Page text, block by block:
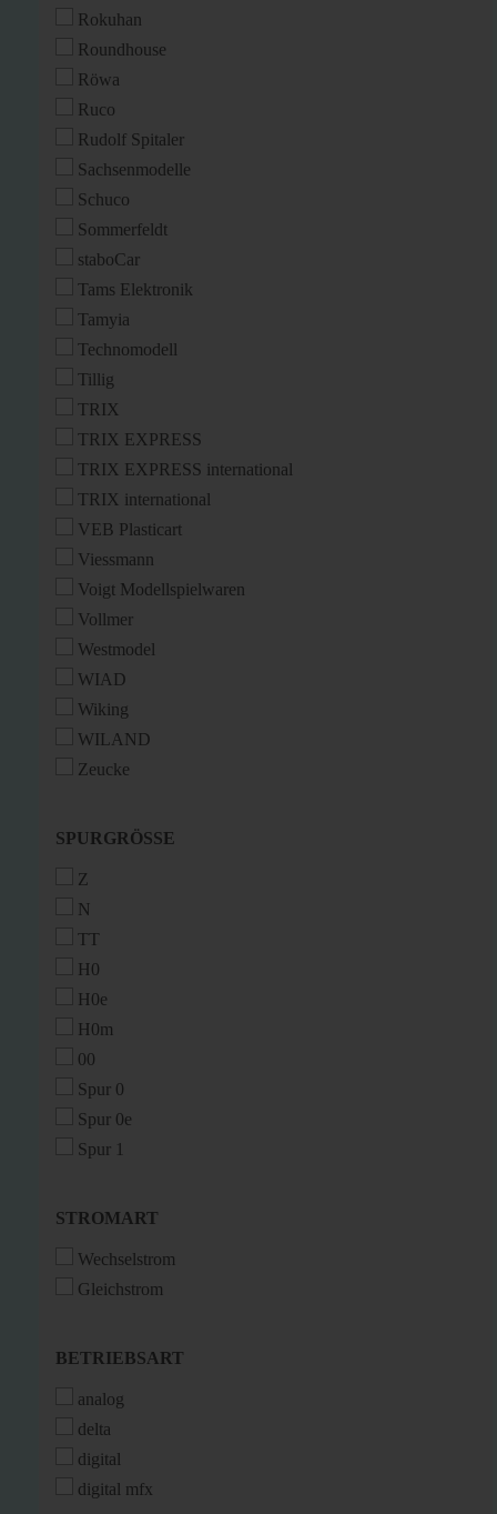
Rokuhan
Roundhouse
Röwa
Ruco
Rudolf Spitaler
Sachsenmodelle
Schuco
Sommerfeldt
staboCar
Tams Elektronik
Tamyia
Technomodell
Tillig
TRIX
TRIX EXPRESS
TRIX EXPRESS international
TRIX international
VEB Plasticart
Viessmann
Voigt Modellspielwaren
Vollmer
Westmodel
WIAD
Wiking
WILAND
Zeucke
SPURGRÖSSE
SPURGRÖSSE
Z
N
TT
H0
H0e
H0m
00
Spur 0
Spur 0e
Spur 1
STROMART
STROMART
Wechselstrom
Gleichstrom
BETRIEBSART
BETRIEBSART
analog
delta
digital
digital mfx